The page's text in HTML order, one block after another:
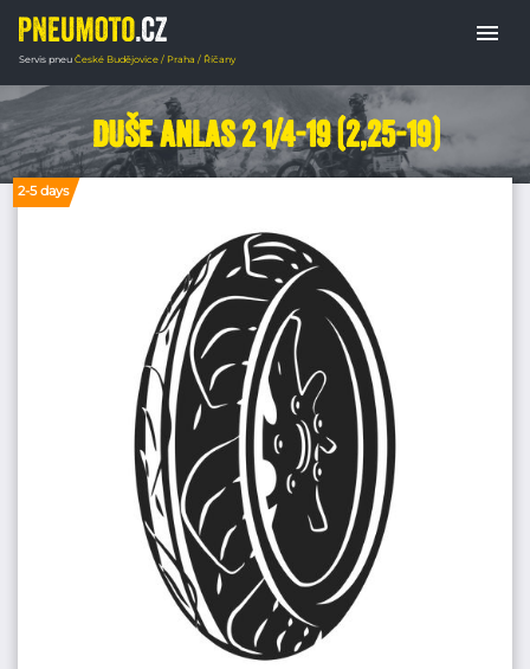
Servis pneu České Budějovice / Praha / Říčany
menu
Úvodná stránka DUŠE MOTOCYKLY
Duše Anlas 2 1/4-19 (2,25-19)
2-5 days